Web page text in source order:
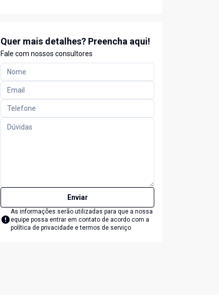
Quer mais detalhes? Preencha aqui!
Fale com nossos consultores
Enviar
As informações serão utilizadas para que a nossa
equipe possa entrar em contato de acordo com a
política de privacidade e termos de serviço